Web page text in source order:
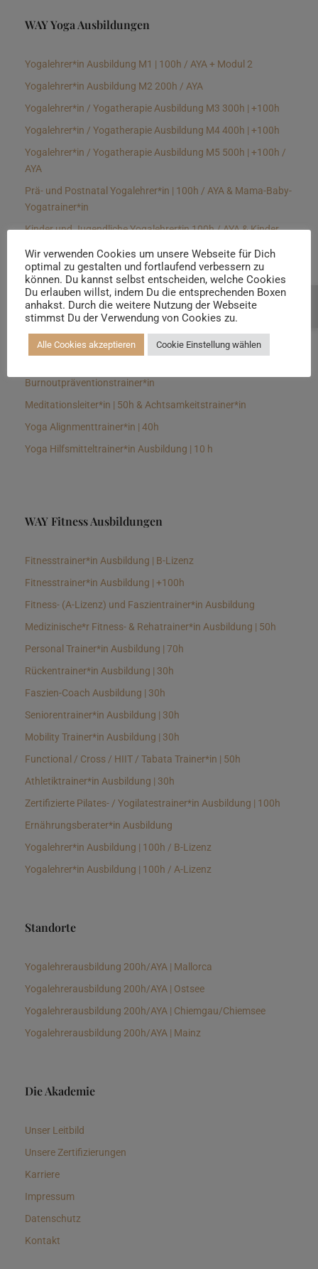
WAY Yoga Ausbildungen
Yogalehrer*in Ausbildung M1 | 100h / AYA + Modul 2
Yogalehrer*in Ausbildung M2 200h / AYA
Yogalehrer*in / Yogatherapie Ausbildung M3 300h | +100h
Yogalehrer*in / Yogatherapie Ausbildung M4 400h | +100h
Yogalehrer*in / Yogatherapie Ausbildung M5 500h | +100h /
AYA
Prä- und Postnatal Yogalehrer*in | 100h / AYA & Mama-Baby-
Yogatrainer*in
Kinder und Jugendliche Yogalehrer*in 100h / AYA & Kinder
Yin Yogalehrer*in | 100 h & Faszientrainer*in
Hormon Yogalehrer*in / Yogatherapeut*in &
Stressmanagementtrainer*in | 70h
Longevitytrainer*in
Burnoutpräventionstrainer*in
Meditationsleiter*in | 50h & Achtsamkeitstrainer*in
Yoga Alignmenttrainer*in | 40h
Yoga Hilfsmitteltrainer*in Ausbildung | 10 h
WAY Fitness Ausbildungen
Fitnesstrainer*in Ausbildung | B-Lizenz
Fitnesstrainer*in Ausbildung | +100h
Fitness- (A-Lizenz) und Faszientrainer*in Ausbildung
Medizinische*r Fitness- & Rehatrainer*in Ausbildung | 50h
Personal Trainer*in Ausbildung | 70h
Rückentrainer*in Ausbildung | 30h
Faszien-Coach Ausbildung | 30h
Seniorentrainer*in Ausbildung | 30h
Mobility Trainer*in Ausbildung | 30h
Functional / Cross / HIIT / Tabata Trainer*in | 50h
Athletiktrainer*in Ausbildung | 30h
Zertifizierte Pilates- / Yogilatestrainer*in Ausbildung | 100h
Ernährungsberater*in Ausbildung
Yogalehrer*in Ausbildung | 100h / B-Lizenz
Yogalehrer*in Ausbildung | 100h / A-Lizenz
Standorte
Yogalehrerausbildung 200h/AYA | Mallorca
Yogalehrerausbildung 200h/AYA | Ostsee
Yogalehrerausbildung 200h/AYA | Chiemgau/Chiemsee
Yogalehrerausbildung 200h/AYA | Mainz
Die Akademie
Unser Leitbild
Unsere Zertifizierungen
Karriere
Impressum
Datenschutz
Kontakt
Wir verwenden Cookies um unsere Webseite für Dich
optimal zu gestalten und fortlaufend verbessern zu
können. Du kannst selbst entscheiden, welche Cookies
Du erlauben willst, indem Du die entsprechenden Boxen
anhakst. Durch die weitere Nutzung der Webseite
stimmst Du der Verwendung von Cookies zu.
Alle Cookies akzeptieren Cookie Einstellung wählen
Beratung buchen